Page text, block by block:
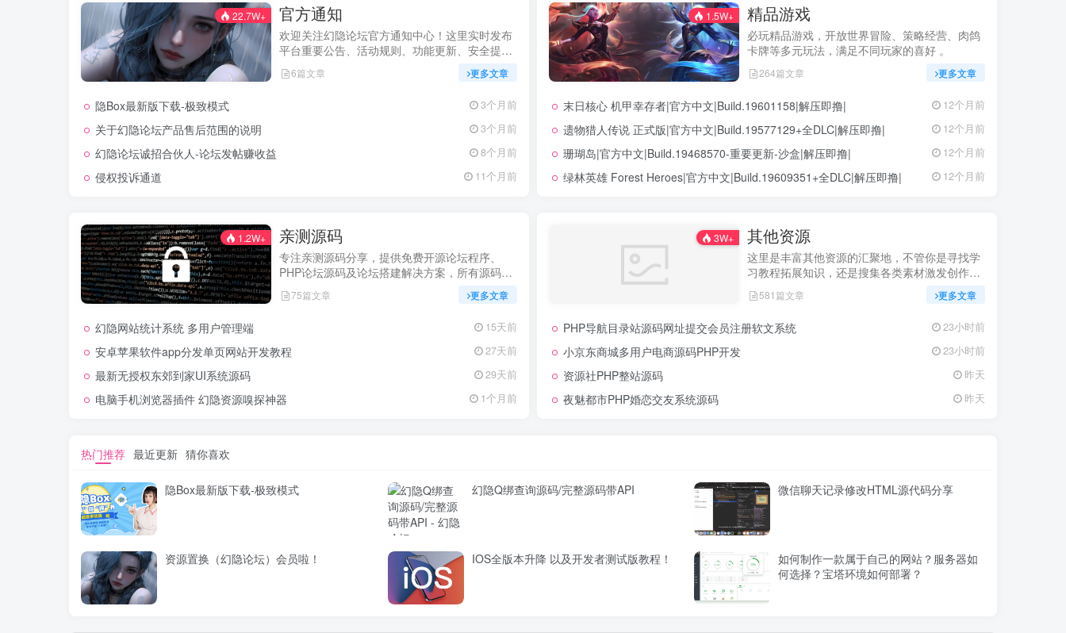
22.7W+ 官方通知
欢迎关注幻隐论坛官方通知中心！这里实时发布
平台重要公告、活动规则、功能更新、安全提醒
及用户权益说明，确保每位用户第一时间掌握最
新动态。我们坚持公开透明，通过权威通知保障
的使用体验！立即查看，不错过关键信息！
6篇文章 更多文章
隐Box最新版下载-极致模式 3个月前
关于幻隐论坛产品售后范围的说明 3个月前
幻隐论坛诚招合伙人-论坛发帖赚收益 8个月前
侵权投诉通道 11个月前
1.5W+ 精品游戏
必玩精品游戏，开放世界冒险、策略经营、肉鸽
卡牌等多元玩法，满足不同玩家的喜好 。
264篇文章 更多文章
末日核心 机甲幸存者|官方中文|Build.19601158|解压即撸| 12个月前
遗物猎人传说 正式版|官方中文|Build.19577129+全DLC|解压即撸| 12个月前
珊瑚岛|官方中文|Build.19468570-重要更新-沙盒|解压即撸| 12个月前
绿林英雄 Forest Heroes|官方中文|Build.19609351+全DLC|解压即撸| 12个月前
1.2W+ 亲测源码
专注亲测源码分享，提供免费开源论坛程序、
PHP论坛源码及论坛搭建解决方案，所有源码均
经实际测试可用，助力快速搭建稳定高效的论坛
网站，轻松开启你的论坛运营之路。
75篇文章 更多文章
幻隐网站统计系统 多用户管理端 15天前
安卓苹果软件app分发单页网站开发教程 27天前
最新无授权东郊到家UI系统源码 29天前
电脑手机浏览器插件 幻隐资源嗅探神器 1个月前
3W+ 其他资源
这里是丰富其他资源的汇聚地，不管你是寻找学
习教程拓展知识，还是搜集各类素材激发创作灵
感，亦或是查询专业数据辅助工作研究，都能一
站式满足。资源定期更新、分类清晰、下载便
现所需资源！
581篇文章 更多文章
PHP导航目录站源码网址提交会员注册软文系统 23小时前
小京东商城多用户电商源码PHP开发 23小时前
资源社PHP整站源码 昨天
夜魅都市PHP婚恋交友系统源码 昨天
热门推荐 最近更新 猜你喜欢
隐Box最新版下载-极致模式 幻隐Q绑查询源码/完整源码带API 微信聊天记录修改HTML源代码分享
资源置换（幻隐论坛）会员啦！ IOS全版本升降 以及开发者测试版教程！
如何制作一款属于自己的网站？服务器如
何选择？宝塔环境如何部署？